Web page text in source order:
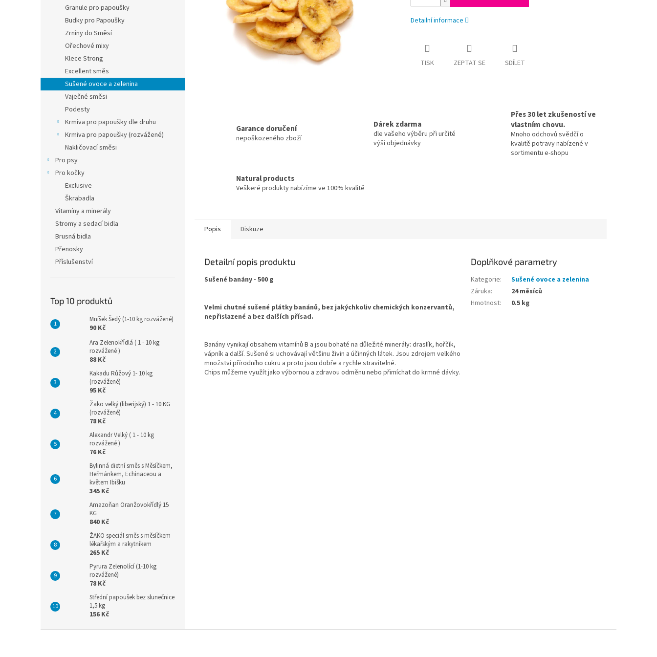
Granule pro papoušky
Budky pro Papoušky
Zrniny do Směsí
Ořechové mixy
Klece Strong
Excellent směs
Sušené ovoce a zelenina
Vaječné směsi
Podesty
Krmiva pro papoušky dle druhu
Krmiva pro papoušky (rozvážené)
Nakličovací směsi
Pro psy
Pro kočky
Exclusive
Škrabadla
Vitamíny a minerály
Stromy a sedací bidla
Brusná bidla
Přenosky
Příslušenství
Top 10 produktů
Mníšek Šedý (1-10 kg rozvážené)
90 Kč
Ara Zelenokřídlá ( 1 - 10 kg
rozvážené )
88 Kč
Kakadu Růžový 1- 10 kg
(rozvážené)
95 Kč
Žako velký (liberijský) 1 - 10 KG
(rozvážené)
78 Kč
Alexandr Velký ( 1 - 10 kg
rozvážené )
76 Kč
Bylinná dietní směs s Měsíčkem,
Heřmánkem, Echinaceou a
květem Ibišku
345 Kč
Amazoňan Oranžovokřídlý 15
KG
840 Kč
ŽAKO speciál směs s měsíčkem
lékařským a rakytníkem
265 Kč
Pyrura Zelenolící (1-10 kg
rozvážené)
78 Kč
Střední papoušek bez slunečnice
1,5 kg
156 Kč
Detailní informace
TISK ZEPTAT SE SDÍLET
Garance doručení
nepoškozeného zboží
Dárek zdarma
dle vašeho výběru při určité
výši objednávky
Přes 30 let zkušeností ve
vlastním chovu.
Mnoho odchovů svědčí o
kvalitě potravy nabízené v
sortimentu e-shopu
Natural products
Veškeré produkty nabízíme ve 100% kvalitě
Popis Diskuze
Detailní popis produktu
Sušené banány - 500 g
Velmi chutné sušené plátky banánů, bez jakýchkoliv chemických konzervantů,
nepřislazené a bez dalších přísad.
Banány vynikají obsahem vitamínů B a jsou bohaté na důležité minerály: draslík, hořčík,
vápník a další. Sušené si uchovávají většinu živin a účinných látek. Jsou zdrojem velkého
množství přírodního cukru a proto jsou dobře a rychle stravitelné.
Chips můžeme využít jako výbornou a zdravou odměnu nebo přimíchat do krmné dávky.
Doplňkové parametry
Kategorie:
Sušené ovoce a zelenina
Záruka:
24 měsíců
Hmotnost: 0.5 kg